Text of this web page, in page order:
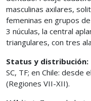
masculinas axilares,
femeninas en grupos
3 núculas, la central
triangulares, con tres
Status y distribución:
SC, TF; en Chile: desde
(Regiones VII-XII).